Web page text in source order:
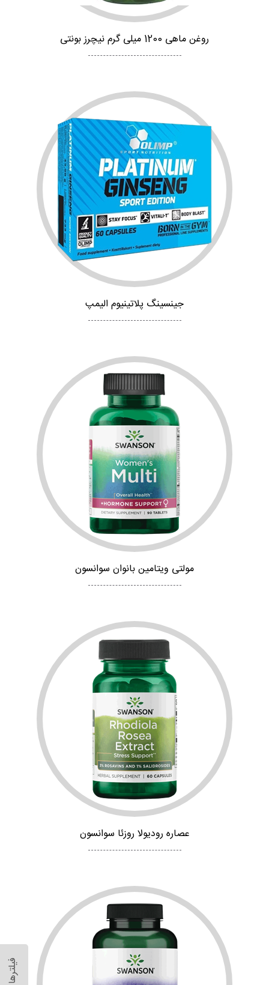
فیلترها
روغن ماهی 1200 میلی گرم نیچرز بونتی
جینسینگ پلاتینیوم الیمپ
مولتی ویتامین بانوان سوانسون
عصاره رودیولا روزئا سوانسون